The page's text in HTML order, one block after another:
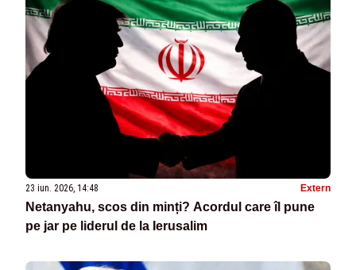
23 iun. 2026, 14:48 Extern
Netanyahu, scos din minți? Acordul care îl pune
pe jar pe liderul de la Ierusalim